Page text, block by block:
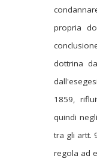
propria
dottrina
1859,
quindi
tra gli artt.
regola ad